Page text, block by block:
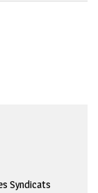
Syndicats